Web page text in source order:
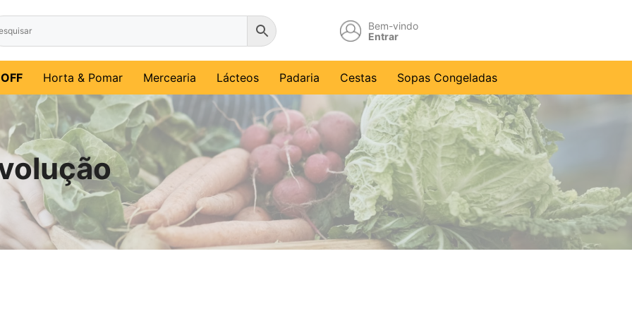
Bem-vindo
Entrar
Horta & Pomar Mercearia Lácteos Padaria Cestas Sopas Congeladas